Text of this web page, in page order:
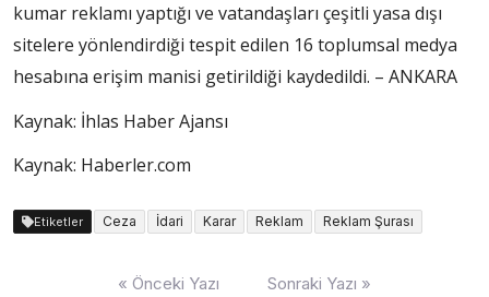
kumar reklamı yaptığı ve vatandaşları çeşitli yasa dışı
sitelere yönlendirdiği tespit edilen 16 toplumsal medya
hesabına erişim manisi getirildiği kaydedildi. – ANKARA
Kaynak: İhlas Haber Ajansı
Kaynak: Haberler.com
Etiketler Ceza İdari Karar Reklam Reklam Şurası
« Önceki Yazı Sonraki Yazı »